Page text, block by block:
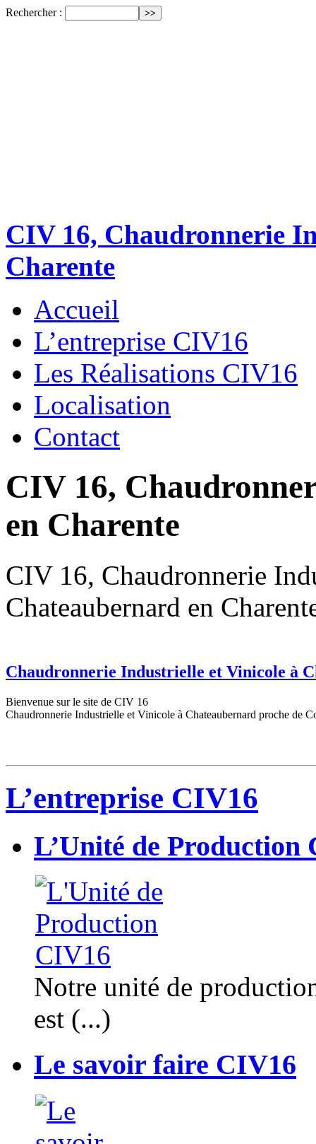
Rechercher :
CIV 16, Chaudronnerie
Charente
Accueil
L’entreprise CIV16
Les Réalisations CIV16
Localisation
Contact
CIV 16,
en Charente
CIV 16, Chaudronnerie
Chateaubernard en
Chaudronnerie Industrielle et Vinicole à
Bienvenue sur le site de CIV 16
Chaudronnerie Industrielle et Vinicole à Chateaubernard proche de
L’entreprise CIV16
L’Unité de Production
Notre unité de
est (...)
Le savoir faire CIV16